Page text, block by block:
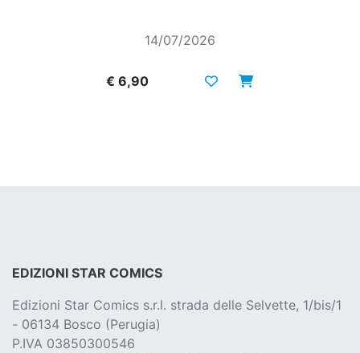
14/07/2026
€ 6,90
EDIZIONI STAR COMICS
Edizioni Star Comics s.r.l. strada delle Selvette, 1/bis/1
- 06134 Bosco (Perugia)
P.IVA 03850300546